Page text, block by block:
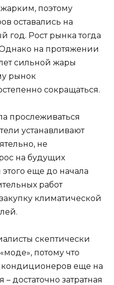
поэтому
оставались на
год. Рост рынка тогда
на протяжении
сильной жары
рынок
сокращаться.
прослеживаться
устанавливают
не
на будущих
еще до начала
работ
климатической
скептически
потому что
кондиционеров еще на
достаточно затратная